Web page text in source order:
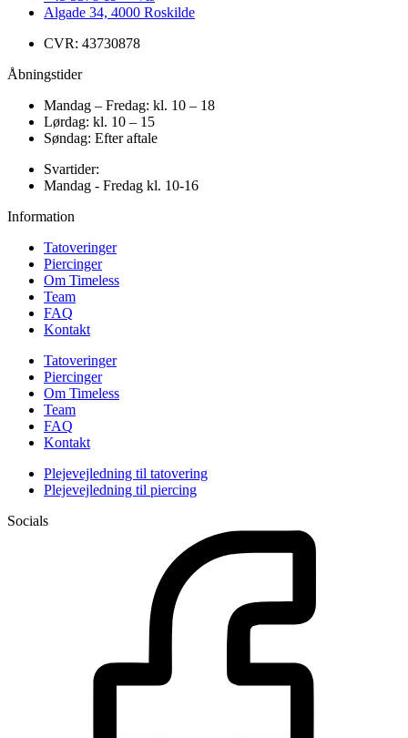
Algade 34, 4000 Roskilde
CVR: 43730878
Åbningstider
Mandag – Fredag: kl. 10 – 18
Lørdag: kl. 10 – 15
Søndag: Efter aftale
Svartider:
Mandag - Fredag kl. 10-16
Information
Tatoveringer
Piercinger
Om Timeless
Team
FAQ
Kontakt
Tatoveringer
Piercinger
Om Timeless
Team
FAQ
Kontakt
Plejevejledning til tatovering
Plejevejledning til piercing
Socials